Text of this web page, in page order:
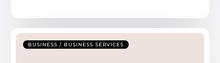
BUSINESS / BUSINESS SERVICES